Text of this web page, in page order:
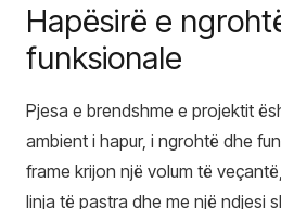
Hapësirë e
funksionale
Pjesa e brendshme e projektit
ambient i hapur, i ngrohtë dhe
frame krijon një volum të
linja të pastra dhe me një ndjesi